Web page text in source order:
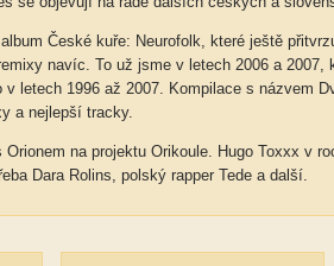
České kuře: Neurofolk, které ještě
navíc. To už jsme v letech 2006 a
v letech 1996 až 2007. Kompilace s názvem
a nejlepší tracky.
na projektu Orikoule. Hugo Toxxx v
Dara Rolins, polský rapper Tede a další.